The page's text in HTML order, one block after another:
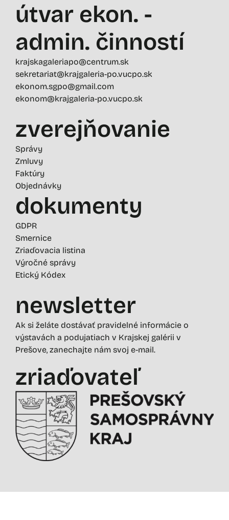
útvar ekon. -
admin. činností
krajskagaleriapo@centrum.sk
sekretariat@krajgaleria-po.vucpo.sk
ekonom.sgpo@gmail.com
ekonom@krajgaleria-po.vucpo.sk
zverejňovanie
Správy
Zmluvy
Faktúry
Objednávky
dokumenty
GDPR
Smernice
Zriaďovacia listina
Výročné správy
Etický Kódex
newsletter
Ak si želáte dostávať pravidelné informácie o
výstavách a podujatiach v Krajskej galérii v
Prešove, zanechajte nám svoj e-mail.
zriaďovateľ